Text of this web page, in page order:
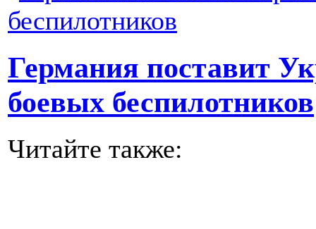
Германия поставит
боевых беспилотников
Читайте также: